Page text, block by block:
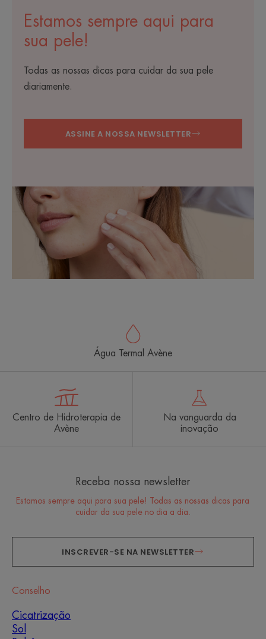
Estamos sempre aqui para
sua pele!
Todas as nossas dicas para cuidar da sua pele
diariamente.
ASSINE A NOSSA NEWSLETTER
Água Termal Avène
Centro de Hidroterapia de
Avène
Na vanguarda da
inovação
Receba nossa newsletter
Estamos sempre aqui para sua pele! Todas as nossas dicas para
cuidar da sua pele no dia a dia.
INSCREVER-SE NA NEWSLETTER
Conselho
Cicatrização
Sol